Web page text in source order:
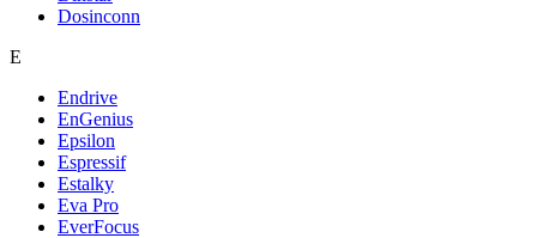
Dosinconn
E
Endrive
EnGenius
Epsilon
Espressif
Estalky
Eva Pro
EverFocus